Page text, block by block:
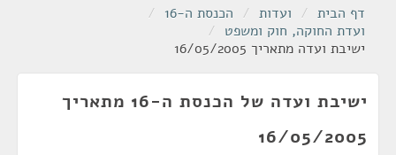
דף הבית / ועדות / הכנסת ה-16
/
ועדת החוקה, חוק ומשפט /
ישיבת ועדה מתאריך 16/05/2005
ישיבת ועדה של הכנסת ה-16 מתאריך
16/05/2005